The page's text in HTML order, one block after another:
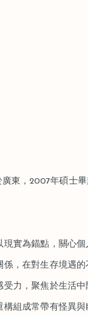
廣東，2007年碩士
現實為錨點，關心
係，在對生存境遇
受力，聚焦於生活
構組成常帶有怪異